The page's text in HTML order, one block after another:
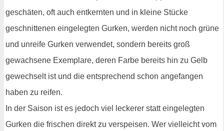
geschäten, oft auch entkernten und in kleine Stücke
geschnittenen eingelegten Gurken, werden nicht noch grüne
und unreife Gurken verwendet, sondern bereits groß
gewachsene Exemplare, deren Farbe bereits hin zu Gelb
gewechselt ist und die entsprechend schon angefangen
haben zu reifen.
In der Saison ist es jedoch viel leckerer statt eingelegten
Gurken die frischen direkt zu verspeisen. Wer vielleicht vom